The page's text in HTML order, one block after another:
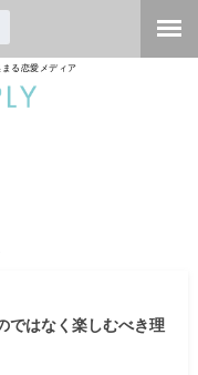
る恋愛メディア
ではなく楽しむべき理